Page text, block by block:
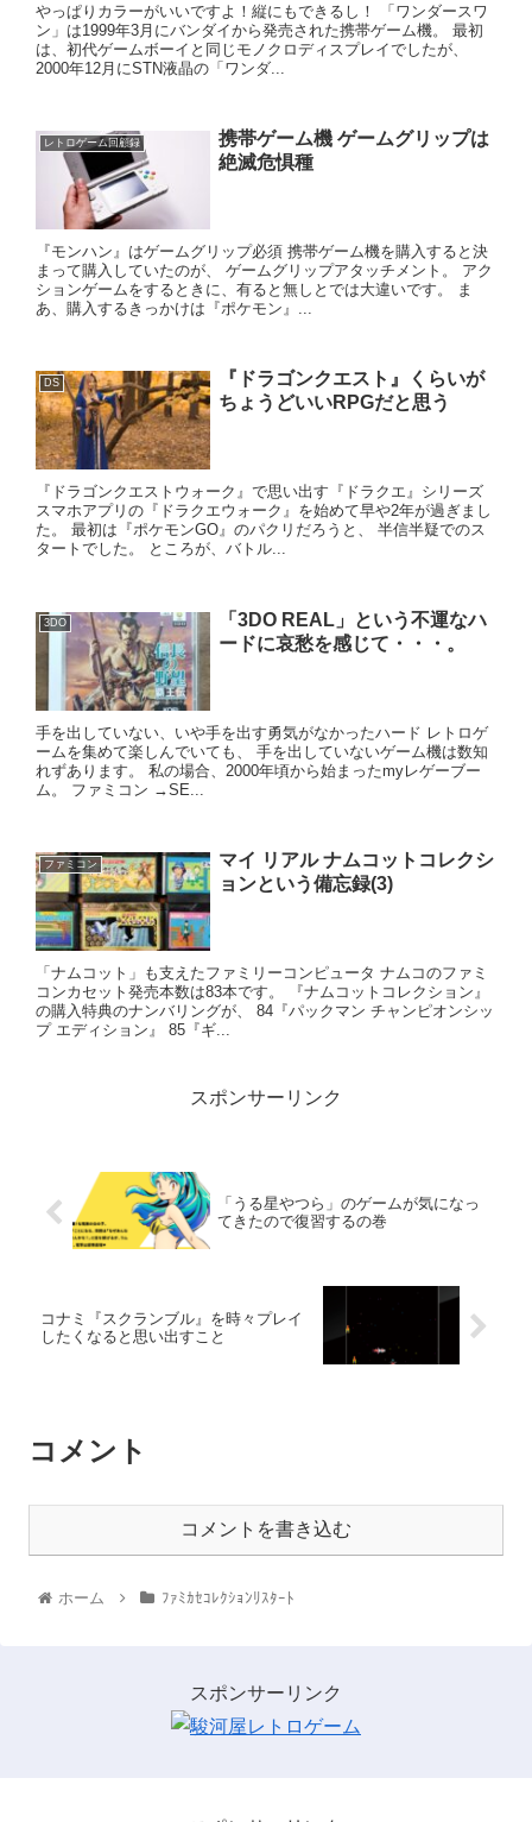
やっぱりカラーがいいですよ！縦にもできるし！ 「ワンダースワ
ン」は1999年3月にバンダイから発売された携帯ゲーム機。 最初
は、初代ゲームボーイと同じモノクロディスプレイでしたが、
2000年12月にSTN液晶の「ワンダ...
レトロゲーム回顧録
携帯ゲーム機 ゲームグリップは
絶滅危惧種
『モンハン』はゲームグリップ必須 携帯ゲーム機を購入すると決
まって購入していたのが、 ゲームグリップアタッチメント。 アク
ションゲームをするときに、有ると無しとでは大違いです。 ま
あ、購入するきっかけは『ポケモン』...
DS
『ドラゴンクエスト』くらいが
ちょうどいいRPGだと思う
『ドラゴンクエストウォーク』で思い出す『ドラクエ』シリーズ
スマホアプリの『ドラクエウォーク』を始めて早や2年が過ぎまし
た。 最初は『ポケモンGO』のパクリだろうと、 半信半疑でのス
タートでした。 ところが、バトル...
3DO
「3DO REAL」という不運なハ
ードに哀愁を感じて・・・。
手を出していない、いや手を出す勇気がなかったハード レトロゲ
ームを集めて楽しんでいても、 手を出していないゲーム機は数知
れずあります。 私の場合、2000年頃から始まったmyレゲーブー
ム。 ファミコン →SE...
ファミコン
マイ リアル ナムコットコレクシ
ョンという備忘録(3)
「ナムコット」も支えたファミリーコンピュータ ナムコのファミ
コンカセット発売本数は83本です。 『ナムコットコレクション』
の購入特典のナンバリングが、 84『パックマン チャンピオンシッ
プ エディション』 85『ギ...
スポンサーリンク
「うる星やつら」のゲームが気になっ
てきたので復習するの巻
コナミ『スクランブル』を時々プレイ
したくなると思い出すこと
コメント
コメントを書き込む
ホーム ﾌｧﾐｶｾｺﾚｸｼｮﾝﾘｽﾀｰﾄ
スポンサーリンク